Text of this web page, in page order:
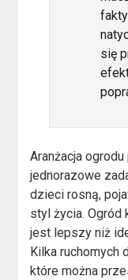
się
Aranżacja
jednorazowe
dzieci rosną,
styl życia. Ogród
jest lepszy niż
Kilka ruchomych
które można